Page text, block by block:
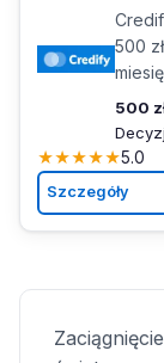
500
500
★★★★★5.0
Szczegóły